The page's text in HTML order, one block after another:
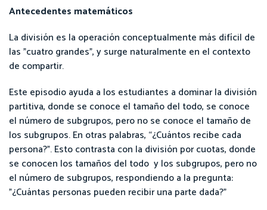
Antecedentes matemáticos
La división es la operación conceptualmente más difícil de
las "cuatro grandes", y surge naturalmente en el contexto
de compartir.
Este episodio ayuda a los estudiantes a dominar la división
partitiva, donde se conoce el tamaño del todo, se conoce
el número de subgrupos, pero no se conoce el tamaño de
los subgrupos. En otras palabras, “¿Cuántos recibe cada
persona?”. Esto contrasta con la división por cuotas, donde
se conocen los tamaños del todo y los subgrupos, pero no
el número de subgrupos, respondiendo a la pregunta:
"¿Cuántas personas pueden recibir una parte dada?"